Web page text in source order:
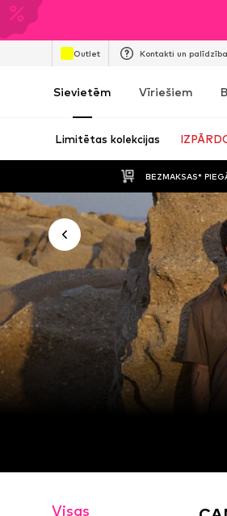
Outlet Kontakti un palīdzība
Sievietēm Vīriešiem
Limitētas kolekcijas
BEZMAKSAS*
Visas